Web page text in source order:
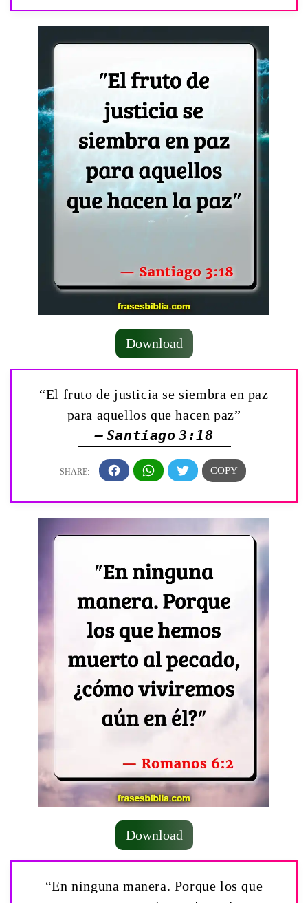
Download
“El fruto de justicia se siembra en paz
para aquellos que hacen paz”
— Santiago 3:18
Download
“En ninguna manera. Porque los que